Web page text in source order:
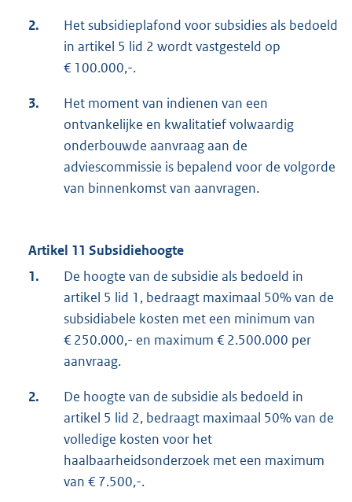
2.
Het subsidieplafond voor subsidies als bedoeld
in artikel 5 lid 2 wordt vastgesteld op
€ 100.000,-.
3.
Het moment van indienen van een
ontvankelijke en kwalitatief volwaardig
onderbouwde aanvraag aan de
adviescommissie is bepalend voor de volgorde
van binnenkomst van aanvragen.
Artikel 11 Subsidiehoogte
1.
De hoogte van de subsidie als bedoeld in
artikel 5 lid 1, bedraagt maximaal 50% van de
subsidiabele kosten met een minimum van
€ 250.000,- en maximum € 2.500.000 per
aanvraag.
2.
De hoogte van de subsidie als bedoeld in
artikel 5 lid 2, bedraagt maximaal 50% van de
volledige kosten voor het
haalbaarheidsonderzoek met een maximum
van € 7.500,-.